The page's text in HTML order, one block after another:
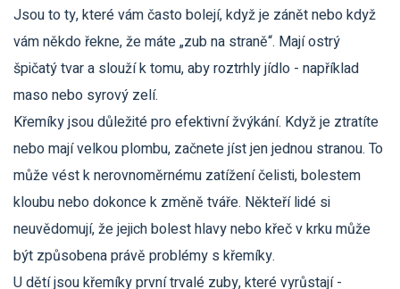
Jsou to ty, které vám často bolejí, když je zánět nebo když
vám někdo řekne, že máte „zub na straně“. Mají ostrý
špičatý tvar a slouží k tomu, aby roztrhly jídlo - například
maso nebo syrový zelí.
Křemíky jsou důležité pro efektivní žvýkání. Když je ztratíte
nebo mají velkou plombu, začnete jíst jen jednou stranou. To
může vést k nerovnoměrnému zatížení čelisti, bolestem
kloubu nebo dokonce k změně tváře. Někteří lidé si
neuvědomují, že jejich bolest hlavy nebo křeč v krku může
být způsobena právě problémy s křemíky.
U dětí jsou křemíky první trvalé zuby, které vyrůstají -